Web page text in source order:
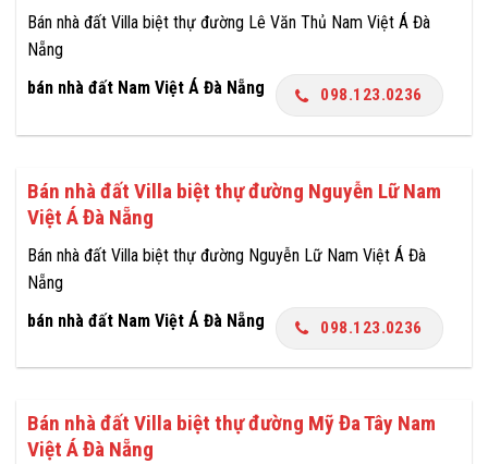
Bán nhà đất Villa biệt thự đường Lê Văn Thủ Nam Việt Á Đà
Nẵng
bán nhà đất Nam Việt Á Đà Nẵng
098.123.0236
Bán nhà đất Villa biệt thự đường Nguyễn Lữ Nam
Việt Á Đà Nẵng
Bán nhà đất Villa biệt thự đường Nguyễn Lữ Nam Việt Á Đà
Nẵng
bán nhà đất Nam Việt Á Đà Nẵng
098.123.0236
Bán nhà đất Villa biệt thự đường Mỹ Đa Tây Nam
Việt Á Đà Nẵng